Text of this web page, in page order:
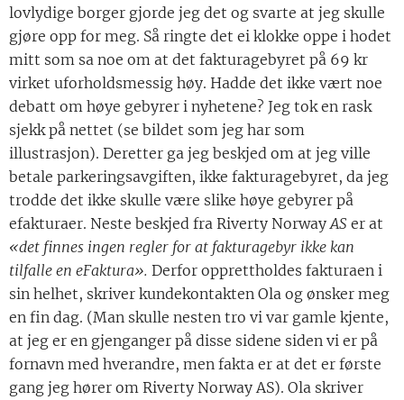
lovlydige borger gjorde jeg det og svarte at jeg skulle
gjøre opp for meg. Så ringte det ei klokke oppe i hodet
mitt som sa noe om at det fakturagebyret på 69 kr
virket uforholdsmessig høy. Hadde det ikke vært noe
debatt om høye gebyrer i nyhetene? Jeg tok en rask
sjekk på nettet (se bildet som jeg har som
illustrasjon). Deretter ga jeg beskjed om at jeg ville
betale parkeringsavgiften, ikke fakturagebyret, da jeg
trodde det ikke skulle være slike høye gebyrer på
efakturaer. Neste beskjed fra Riverty NorwayAS er at
«det finnes ingen regler for at fakturagebyr ikke kan
tilfalle en eFaktura». Derfor opprettholdes fakturaen i
sin helhet, skriver kundekontakten Ola og ønsker meg
en fin dag. (Man skulle nesten tro vi var gamle kjente,
at jeg er en gjenganger på disse sidene siden vi er på
fornavn med hverandre, men fakta er at det er første
gang jeg hører om Riverty Norway AS). Ola skriver